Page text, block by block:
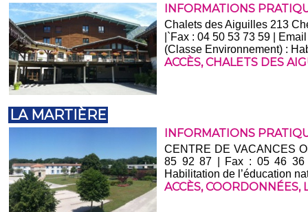
INFORMATIONS
Chalets des Aiguilles 213
|`Fax : 04 50 53 73 59 |
(Classe Environnement) :
ACCÈS,CHALETS DES
LA MARTIÈRE
INFORMATIONS
CENTRE DE VACANCES
85 92 87 | Fax : 05 46 36
Habilitation de l’éducation
ACCÈS,COORDONNÉES,